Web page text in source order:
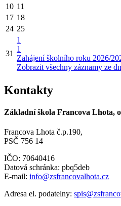
10 11
17 18
24 25
31
1
1
Zahájení školního roku 2026/
Zobrazit všechny záznamy ze
Kontakty
Základní škola Francova Lhota,
Francova Lhota č.p.190,
PSČ 756 14
IČO: 70640416
Datová schránka: pbq5deb
E-mail: info@zsfrancovalhota.cz
Adresa el. podatelny: